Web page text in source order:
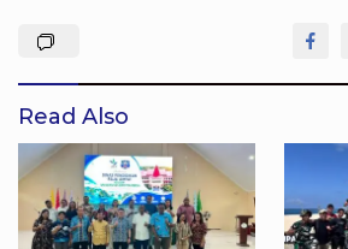
Read Also